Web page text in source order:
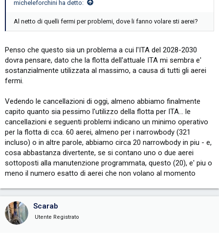
micheleforchini ha detto:
Al netto di quelli fermi per problemi, dove li fanno volare sti aerei?
Penso che questo sia un problema a cui l'ITA del 2028-2030
dovra pensare, dato che la flotta dell'attuale ITA mi sembra e'
sostanzialmente utilizzata al massimo, a causa di tutti gli aerei
fermi.
Vedendo le cancellazioni di oggi, almeno abbiamo finalmente
capito quanto sia pessimo l'utilizzo della flotta per ITA... le
cancellazioni e seguenti problemi indicano un minimo operativo
per la flotta di cca. 60 aerei, almeno per i narrowbody (321
incluso) o in altre parole, abbiamo circa 20 narrowbody in piu - e,
cosa abbastanza divertente, se si contano uno o due aerei
sottoposti alla manutenzione programmata, questo (20), e' piu o
meno il numero esatto di aerei che non volano al momento
Scarab
Utente Registrato